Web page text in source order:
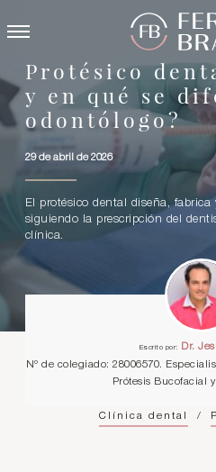
Protésico
y en qué se
odontólogo?
29 de abril de 2026
El protésico dental diseña, fabrica
siguiendo la prescripción del
clínica.
Escrito por:
Dr.
Nº de colegiado: 28006570.
Prótesis Bucofacial
Clínica dental /